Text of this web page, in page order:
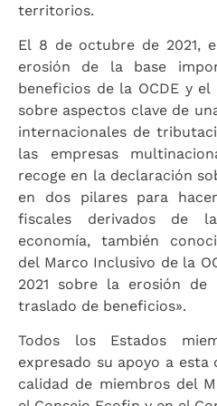
territorios.
El 8 de octubre de 2021,
erosión de la base
beneficios de la OCDE y
sobre aspectos clave de
internacionales de
las empresas
recoge en la declaración
en dos pilares para
fiscales derivados de
economía, también
del Marco Inclusivo de la
2021 sobre la erosión
traslado de beneficios».
Todos los Estados
expresado su apoyo a
calidad de miembros del